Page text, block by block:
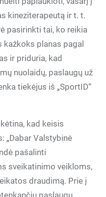
kineziterapeutą ir t. t.
pasirinkti tai, ko reikia
planas pagal
ir priduria, kad
nuolaidų, paslaugų už
tiekėjus iš „SportID“
kad keisis
„Dabar Valstybinė
pašalinti
sveikatinimo veikloms,
draudimą. Prie į
paslaugų